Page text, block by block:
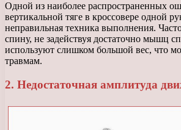
Одной из наиболее распространенных
вертикальной тяге в кроссовере одной
неправильная техника выполнения.
спину, не задействуя достаточно мышц
используют слишком большой вес, что
травмам.
2. Недостаточная амплитуда